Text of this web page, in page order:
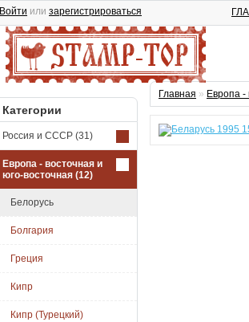
Войти или зарегистрироваться
Категории
Россия и СССР (31)
Европа - восточная и
юго-восточная (12)
Белорусь
Болгария
Греция
Кипр
Кипр (Турецкий)
Главная » Европа -